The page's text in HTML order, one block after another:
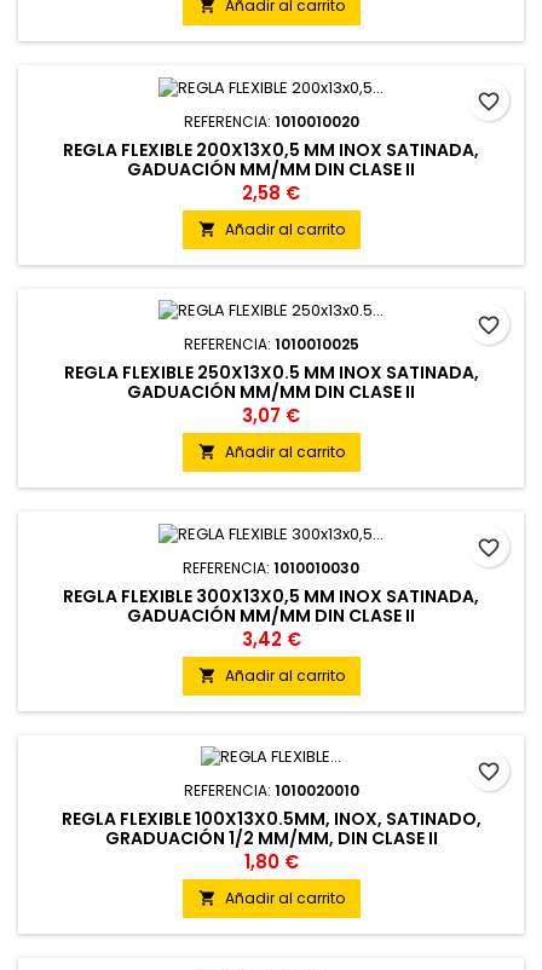
 Añadir al carrito
REFERENCIA: 1010010020
REGLA FLEXIBLE 200X13X0,5 MM INOX SATINADA,
GADUACIÓN MM/MM DIN CLASE II
2,58 €
 Añadir al carrito
favorite_border
REFERENCIA: 1010010025
REGLA FLEXIBLE 250X13X0.5 MM INOX SATINADA,
GADUACIÓN MM/MM DIN CLASE II
3,07 €
 Añadir al carrito
favorite_border
REFERENCIA: 1010010030
REGLA FLEXIBLE 300X13X0,5 MM INOX SATINADA,
GADUACIÓN MM/MM DIN CLASE II
3,42 €
 Añadir al carrito
favorite_border
REFERENCIA: 1010020010
REGLA FLEXIBLE 100X13X0.5MM, INOX, SATINADO,
GRADUACIÓN 1/2 MM/MM, DIN CLASE II
1,80 €
 Añadir al carrito
favorite_border